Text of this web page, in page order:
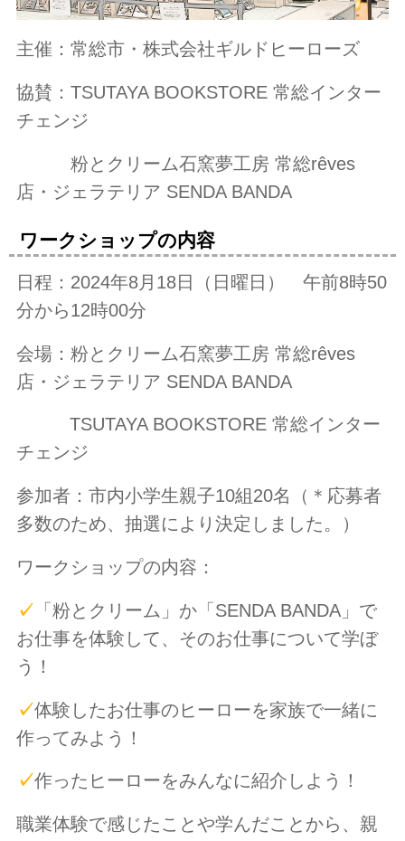
主催：常総市・株式会社ギルドヒーローズ
協賛：TSUTAYA BOOKSTORE 常総インター
チェンジ
粉とクリーム石窯夢工房 常総rêves
店・ジェラテリア SENDA BANDA
ワークショップの内容
日程：2024年8月18日（日曜日） 午前8時50
分から12時00分
会場：粉とクリーム石窯夢工房 常総rêves
店・ジェラテリア SENDA BANDA
TSUTAYA BOOKSTORE 常総インター
チェンジ
参加者：市内小学生親子10組20名（＊応募者
多数のため、抽選により決定しました。）
ワークショップの内容：
✓ 「粉とクリーム」か「SENDA BANDA」で
お仕事を体験して、そのお仕事について学ぼ
う！
✓体験したお仕事のヒーローを家族で一緒に
作ってみよう！
✓作ったヒーローをみんなに紹介しよう！
職業体験で感じたことや学んだことから、親